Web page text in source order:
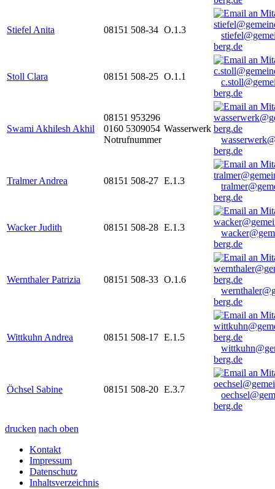
Stiefel Anita 08151 508-34 O.1.3
berg.de
Stoll Clara 08151 508-25 O.1.1
berg.de
Swami Akhilesh Akhil
08151 953296
0160 5309054
Notrufnummer
Wasserwerk
berg.de
Tralmer Andrea 08151 508-27 E.1.3
berg.de
Wacker Judith 08151 508-28 E.1.3
berg.de
Wernthaler Patrizia 08151 508-33 O.1.6
berg.de
Wittkuhn Andrea 08151 508-17 E.1.5
berg.de
Öchsel Sabine 08151 508-20 E.3.7
berg.de
drucken nach oben
Kontakt
Impressum
Datenschutz
Inhaltsverzeichnis